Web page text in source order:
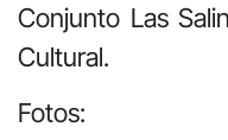
Conjunto Las
Cultural.
Fotos: